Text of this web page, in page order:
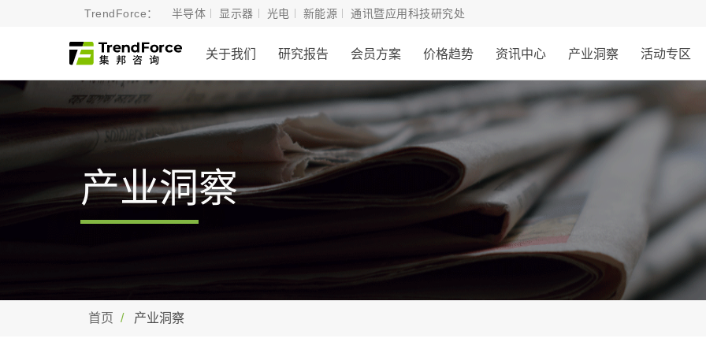
TrendForce： 半导体 显示器 光电 新能源 通讯暨应用科技研究处
关于我们 研究报告 会员方案 价格趋势 资讯中心 产业洞察 活动专区
产业洞察
首页 产业洞察